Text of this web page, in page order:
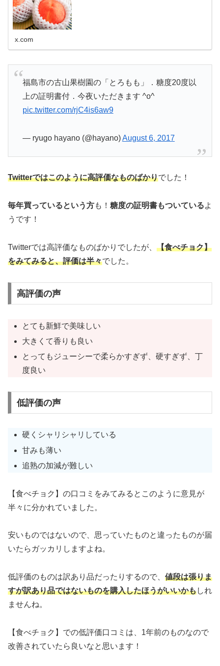
x.com
福島市の古山果樹園の「とろもも」．糖度20度以
上の証明書付．今夜いただきます ^o^
pic.twitter.com/rjC4is6aw9
— ryugo hayano (@hayano)August 6, 2017
Twitterではこのように高評価なものばかりでした！
毎年買っているという方も！ 糖度の証明書もついているよ
うです！
Twitterでは高評価なものばかりでしたが、 【食べチョク】
をみてみると、評価は半々でした。
高評価の声
とても新鮮で美味しい
大きくて香りも良い
とってもジューシーで柔らかすぎず、硬すぎず、丁
度良い
低評価の声
硬くシャリシャリしている
甘みも薄い
追熟の加減が難しい
【食べチョク】の口コミをみてみるとこのように意見が
半々に分かれていました。
安いものではないので、思っていたものと違ったものが届
いたらガッカリしますよね。
低評価のものは訳あり品だったりするので、 値段は張りま
すが訳あり品ではないものを購入したほうがいいかもしれ
ませんね。
【食べチョク】での低評価口コミは、1年前のものなので
改善されていたら良いなと思います！